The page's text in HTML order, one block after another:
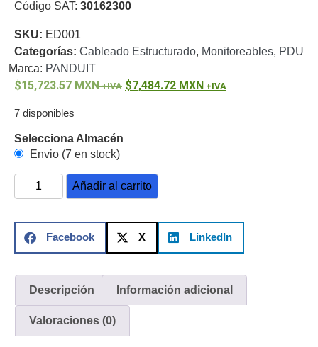
de
de Video
Cables y
Conectores
Adaptador
RCAAudio
VideoCable
ConectoresCables
Armados -
5eFibra
ÓpticaPara
y
ElectricidadRG59
Tipo
CaPTelefónicoVGA
Código SAT: 30162300
SKU: ED001
Categorías: Cableado Estructurado, Monitoreables, PDU
Marca: PANDUIT
15,723.57MXN 7,484.72 MXN
7 disponibles
Selecciona Almacén
Envio (7 en stock)
Añadir al carrito
Facebook X LinkedIn
Descripción Información adicional
Valoraciones (0)